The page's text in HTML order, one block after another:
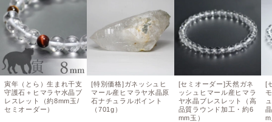
寅年（とら）生まれ干支
守護石＋ヒマラヤ水晶ブ
レスレット（約8mm玉/
セミオーダー）
[特別価格]ガネッシュヒ
マール産ヒマラヤ水晶原
石ナチュラルポイント
（701g）
[セミオーダー]天然ガネ
ッシュヒマール産ヒマラ
ヤ水晶ブレスレット（高
品質ラウンド加工・約6
mm玉）
[